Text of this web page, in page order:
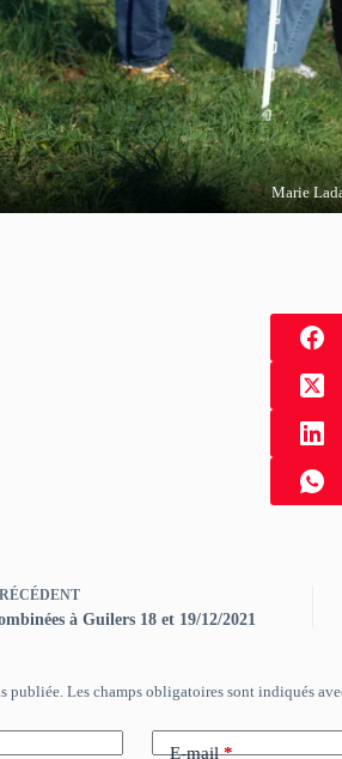
Marie
à Guilers 18 et 19/12/2021
publiée. Les champs obligatoires sont indiqués
E-mail*